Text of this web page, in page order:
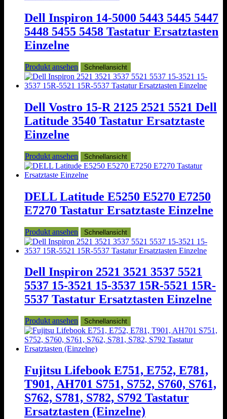
Dell Inspiron 14-5000 5443 5445 5447
5448 5455 5458 Tastatur Ersatztasten
Einzelne
Produkt ansehen Schnellansicht
Dell Vostro 15-R 2125 2521 5521 Dell
Latitude 3540 Tastatur Ersatztaste
Einzelne
Produkt ansehen Schnellansicht
DELL Latitude E5250 E5270 E7250
E7270 Tastatur Ersatztaste Einzelne
Produkt ansehen Schnellansicht
Dell Inspiron 2521 3521 3537 5521
5537 15-3521 15-3537 15R-5521 15R-
5537 Tastatur Ersatztasten Einzelne
Produkt ansehen Schnellansicht
Fujitsu Lifebook E751, E752, E781,
T901, AH701 S751, S752, S760, S761,
S762, S781, S782, S792 Tastatur
Ersatztasten (Einzelne)